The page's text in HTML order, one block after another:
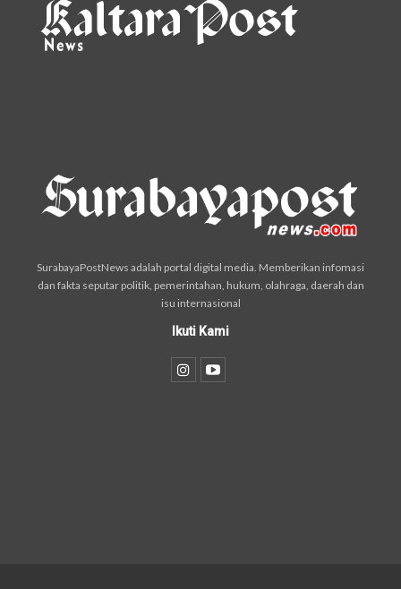
SurabayaPostNews adalah portal digital media. Memberikan infomasi
dan fakta seputar politik, pemerintahan, hukum, olahraga, daerah dan
isu internasional
Ikuti Kami